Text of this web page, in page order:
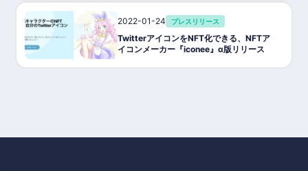
2022-01-24 プレスリリース
TwitterアイコンをNFT化できる、NFTア
イコンメーカー『iconee』α版リリース